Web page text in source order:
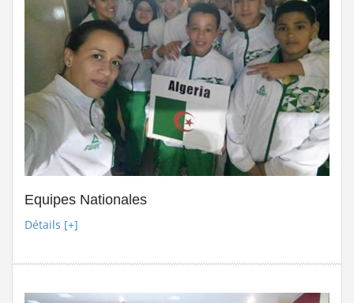
Equipes Nationales
Détails [+]